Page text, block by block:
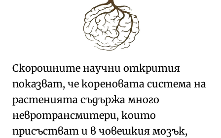
Скорошните научни открития
показват, че кореновата система на
растенията съдържа много
невротрансмитери, които
присъстват и в човешкия мозък,